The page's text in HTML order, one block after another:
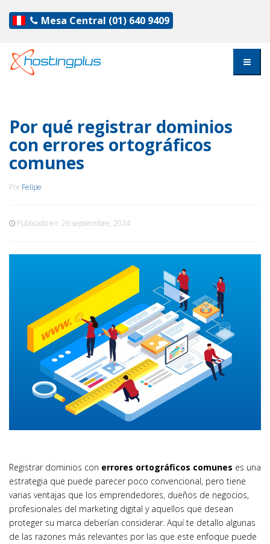
Mesa Central (01) 640 9409
Por qué registrar dominios
con errores ortográficos
comunes
Por Felipe
Publicado en: 26 septiembre, 2024
Registrar dominios con errores ortográficos comunes es una
estrategia que puede parecer poco convencional, pero tiene
varias ventajas que los emprendedores, dueños de negocios,
profesionales del marketing digital y aquellos que desean
proteger su marca deberían considerar. Aquí te detallo algunas
de las razones más relevantes por las que este enfoque puede